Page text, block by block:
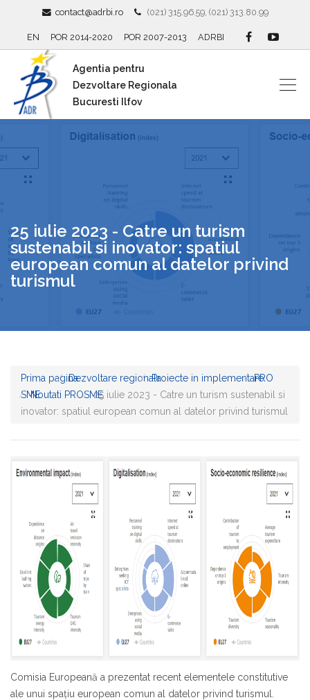
contact@adrbi.ro (021) 315.96.59, (021) 313.80.99
EN POR 2014-2020 POR 2007-2013 ADRBI
Agentia pentru
Dezvoltare Regionala
Bucuresti Ilfov
25 iulie 2023 - Catre un turism
sustenabil si inovator: spatiul
european comun al datelor privind
turismul
Prima paginaDezvoltare regionalaProiecte in implementarePRO
SMENoutati PROSME25 iulie 2023 - Catre un turism sustenabil si
inovator: spatiul european comun al datelor privind turismul
Comisia Europeană a prezentat recent elementele constitutive
ale unui spațiu european comun al datelor privind turismul.